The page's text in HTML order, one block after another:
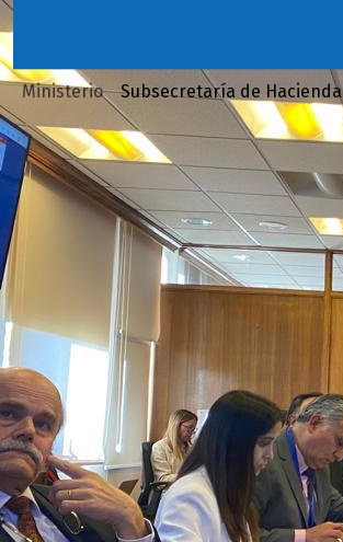
Ministerio Subsecretaría de Hacienda